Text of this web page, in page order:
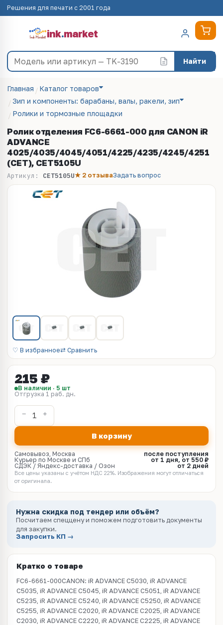
Решения для печати с 2001 года
ink.market
Найти
Главная
Каталог товаров
Зип и компоненты: барабаны, валы, ракели, зип
Ролики и тормозные площадки
Ролик отделения FC6-6661-000 для CANON iR
ADVANCE
4025/4035/4045/4051/4225/4235/4245/4251
(CET), CET5105U
Артикул: CET5105U★ 2 отзываЗадать вопрос
♡ В избранное⇄ Сравнить
215 ₽
В наличии · 5 шт
Отгрузка 1 раб. дн.
В корзину
Самовывоз, Москва
после поступления
Курьер по Москве и СПб
от 1 дня, от 550 ₽
СДЭК / Яндекс-доставка / Озон
от 2 дней
Все цены указаны с учётом НДС 22%. Изображения могут отличаться
от оригинала.
Нужна скидка под тендер или объём?
Посчитаем спеццену и поможем подготовить документы
для закупки.
Запросить КП →
Кратко о товаре
FC6-6661-000CANON: iR ADVANCE C5030, iR ADVANCE
C5035, iR ADVANCE C5045, iR ADVANCE C5051, iR ADVANCE
C5235, iR ADVANCE C5240, iR ADVANCE C5250, iR ADVANCE
C5255, iR ADVANCE C2020, iR ADVANCE C2025, iR ADVANCE
C2030, iR ADVANCE C2220, iR ADVANCE C2225, iR ADVANCE